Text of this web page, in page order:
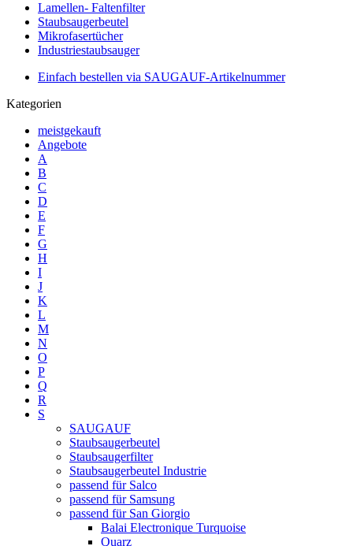
Lamellen- Faltenfilter
Staubsaugerbeutel
Mikrofasertücher
Industriestaubsauger
Einfach bestellen via SAUGAUF-Artikelnummer
Kategorien
meistgekauft
Angebote
A
B
C
D
E
F
G
H
I
J
K
L
M
N
O
P
Q
R
S
SAUGAUF
Staubsaugerbeutel
Staubsaugerfilter
Staubsaugerbeutel Industrie
passend für Salco
passend für Samsung
passend für San Giorgio
Balai Electronique Turquoise
Quarz